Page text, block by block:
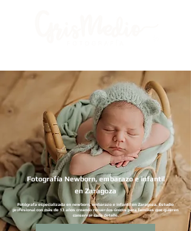
Fotografía Newborn, embarazo e infantil
en Zaragoza
Fotógrafa especializada en newborn, embarazo e infantil en Zaragoza. Estudio
profesional con más de 13 años creando recuerdos únicos para familias que quieren
conservar cada detalle.